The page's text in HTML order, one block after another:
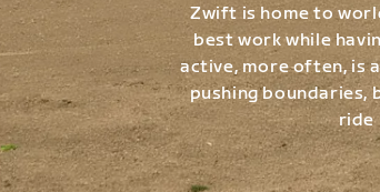
Zwift is home to
best work while
active, more often, is
pushing boundaries,
ride